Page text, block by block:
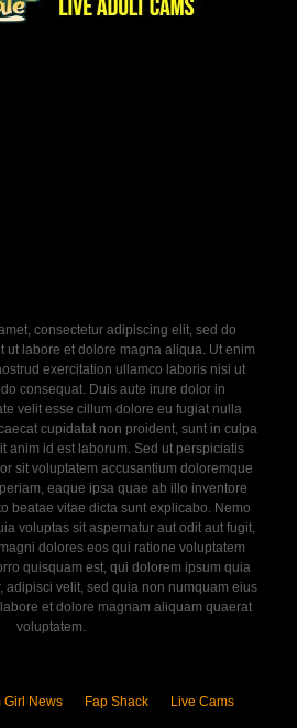
consectetur adipiscing elit, sed do
ut labore et dolore magna aliqua. Ut enim
exercitation ullamco laboris nisi ut
consequat. Duis aute irure dolor in
velit esse cillum dolore eu fugiat nulla
cupidatat non proident, sunt in culpa
anim id est laborum. Sed ut perspiciatis
sit voluptatem accusantium doloremque
eaque ipsa quae ab illo inventore
beatae vitae dicta sunt explicabo. Nemo
voluptas sit aspernatur aut odit aut fugit,
dolores eos qui ratione voluptatem
quisquam est, qui dolorem ipsum quia
adipisci velit, sed quia non numquam eius
et dolore magnam aliquam quaerat
voluptatem.
Girl News Fap Shack Live Cams